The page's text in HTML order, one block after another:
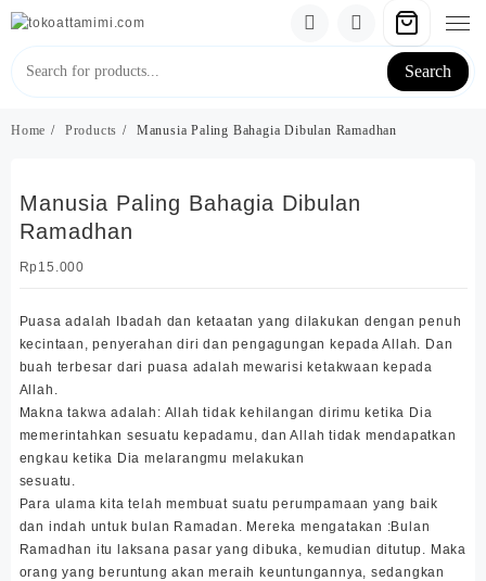
Skip
to
Search
Home Products Manusia Paling Bahagia Dibulan Ramadhan
Manusia Paling Bahagia Dibulan
Ramadhan
Rp15.000
Puasa adalah Ibadah dan ketaatan yang dilakukan dengan penuh
kecintaan, penyerahan diri dan pengagungan kepada Allah. Dan
buah terbesar dari puasa adalah mewarisi ketakwaan kepada
Allah.
Makna takwa adalah: Allah tidak kehilangan dirimu ketika Dia
memerintahkan sesuatu kepadamu, dan Allah tidak mendapatkan
engkau ketika Dia melarangmu melakukan
sesuatu.
Para ulama kita telah membuat suatu perumpamaan yang baik
dan indah untuk bulan Ramadan. Mereka mengatakan :Bulan
Ramadhan itu laksana pasar yang dibuka, kemudian ditutup. Maka
orang yang beruntung akan meraih keuntungannya, sedangkan